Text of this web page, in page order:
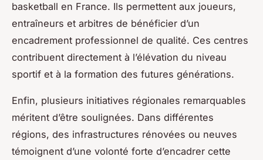
basketball en France. Ils permettent aux joueurs,
entraîneurs et arbitres de bénéficier d’un
encadrement professionnel de qualité. Ces centres
contribuent directement à l’élévation du niveau
sportif et à la formation des futures générations.
Enfin, plusieurs initiatives régionales remarquables
méritent d’être soulignées. Dans différentes
régions, des infrastructures rénovées ou neuves
témoignent d’une volonté forte d’encadrer cette